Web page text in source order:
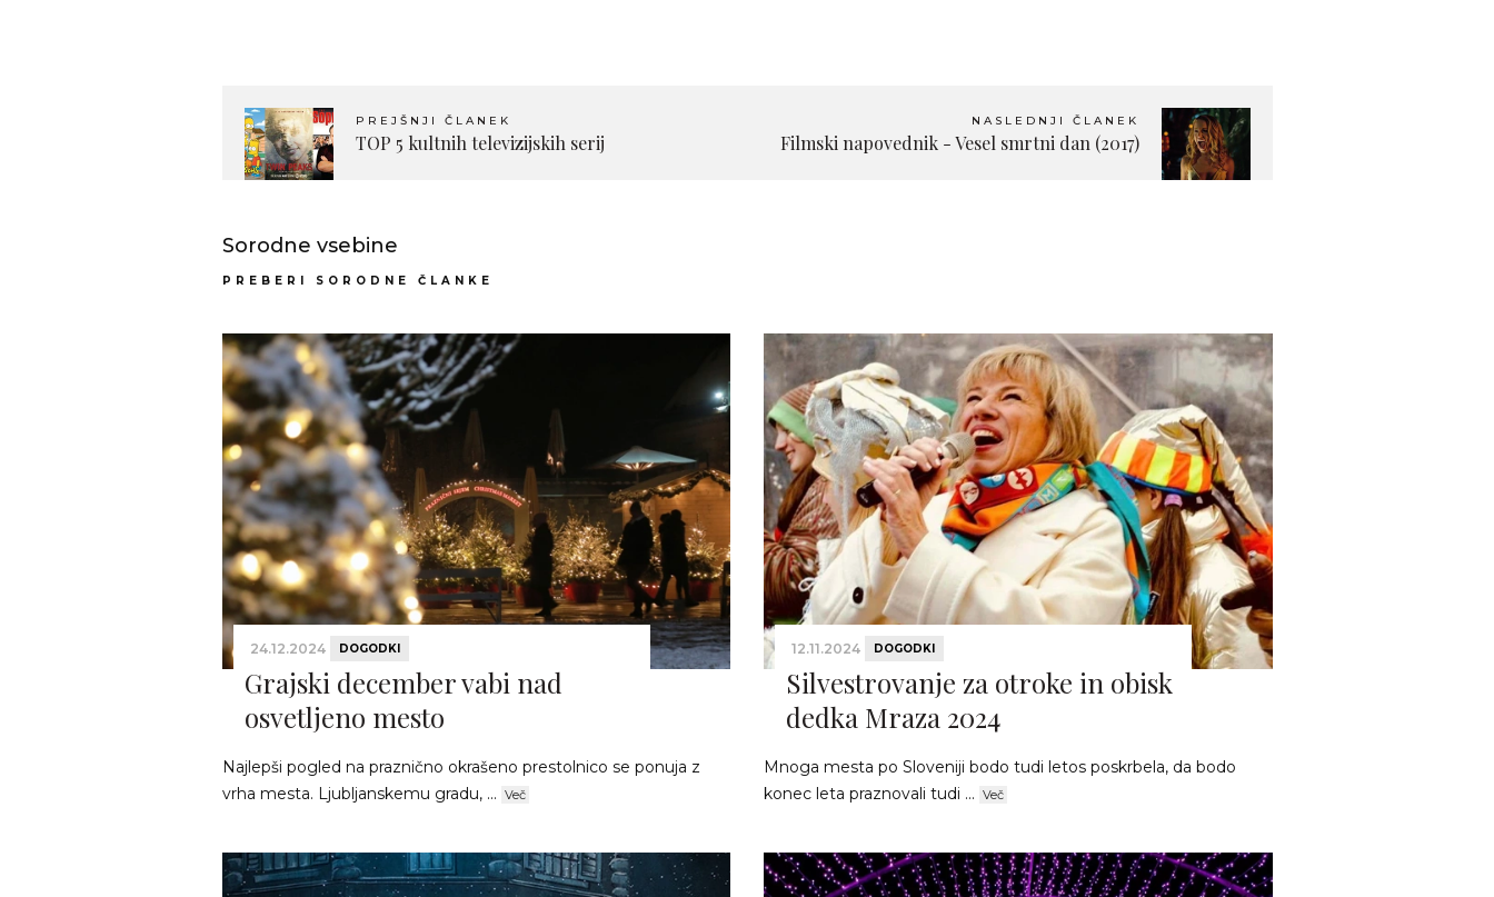
PREJŠNJI ČLANEK
TOP 5 kultnih televizijskih serij
NASLEDNJI ČLANEK
Filmski napovednik - Vesel smrtni dan (2017)
Sorodne vsebine
PREBERI SORODNE ČLANKE
24.12.2024 DOGODKI
Grajski december vabi nad
osvetljeno mesto
Najlepši pogled na praznično okrašeno prestolnico se ponuja z
vrha mesta. Ljubljanskemu gradu, ... Več
12.11.2024 DOGODKI
Silvestrovanje za otroke in obisk
dedka Mraza 2024
Mnoga mesta po Sloveniji bodo tudi letos poskrbela, da bodo
konec leta praznovali tudi ... Več